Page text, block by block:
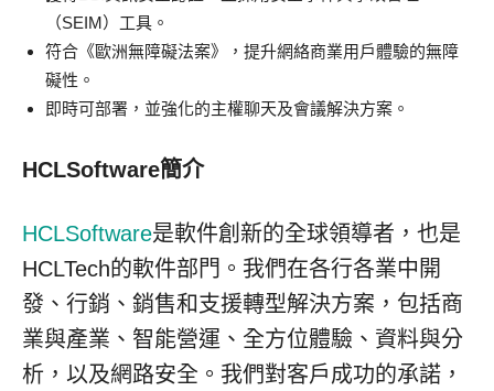
（SEIM）工具。
符合《歐洲無障礙法案》，提升網絡商業用戶體驗的無障
礙性。
即時可部署，並強化的主權聊天及會議解決方案。
HCLSoftware簡介
HCLSoftware是軟件創新的全球領導者，也是
HCLTech的軟件部門。我們在各行各業中開
發、行銷、銷售和支援轉型解決方案，包括商
業與產業、智能營運、全方位體驗、資料與分
析，以及網路安全。我們對客戶成功的承諾，